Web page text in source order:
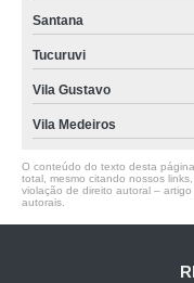
Santana
Tucuruvi
Vila Gustavo
Vila Medeiros
O conteúdo do texto desta
total, mesmo citando nossos
violação de direito autoral –
autorais.